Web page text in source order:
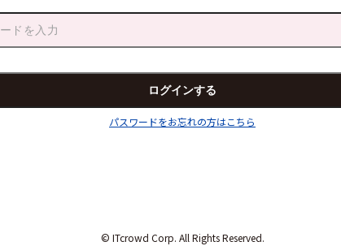
パスワードをお忘れの方はこちら
© ITcrowd Corp. All Rights Reserved.